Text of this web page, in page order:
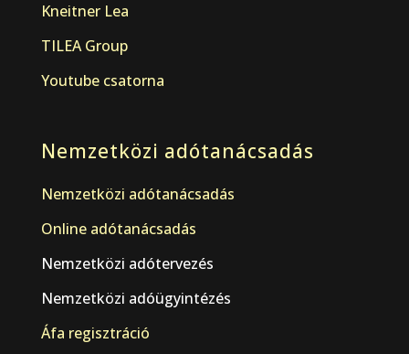
Kneitner Lea
TILEA Group
Youtube csatorna
Nemzetközi adótanácsadás
Nemzetközi adótanácsadás
Online adótanácsadás
Nemzetközi adótervezés
Nemzetközi adóügyintézés
Áfa regisztráció